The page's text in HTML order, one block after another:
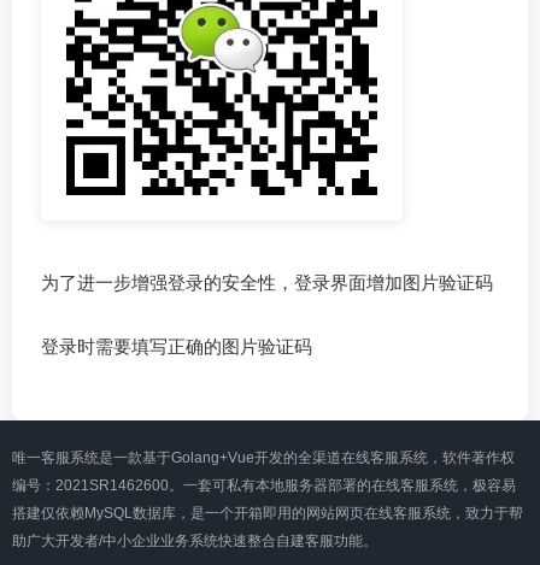
为了进一步增强登录的安全性，登录界面增加图片验证码
登录时需要填写正确的图片验证码
唯一客服系统是一款基于Golang+Vue开发的全渠道在线客服系统，软件著作权
编号：2021SR1462600。一套可私有本地服务器部署的在线客服系统，极容易
搭建仅依赖MySQL数据库，是一个开箱即用的网站网页在线客服系统，致力于帮
助广大开发者/中小企业业务系统快速整合自建客服功能。